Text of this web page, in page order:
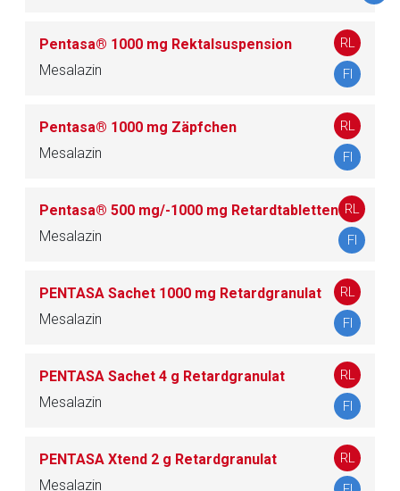
Pentasa® 1000 mg Rektalsuspension
Mesalazin
RL
FI
Pentasa® 1000 mg Zäpfchen
Mesalazin
RL
FI
Pentasa® 500 mg/-1000 mg Retardtabletten
Mesalazin
RL
FI
PENTASA Sachet 1000 mg Retardgranulat
Mesalazin
RL
FI
PENTASA Sachet 4 g Retardgranulat
Mesalazin
RL
FI
PENTASA Xtend 2 g Retardgranulat
Mesalazin
RL